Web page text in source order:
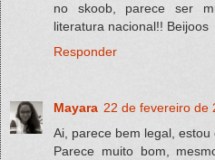
no skoob, parece ser
literatura nacional!! Beijoos
Responder
Mayara 22 de fevereiro de
Ai, parece bem legal,
Parece muito bom,